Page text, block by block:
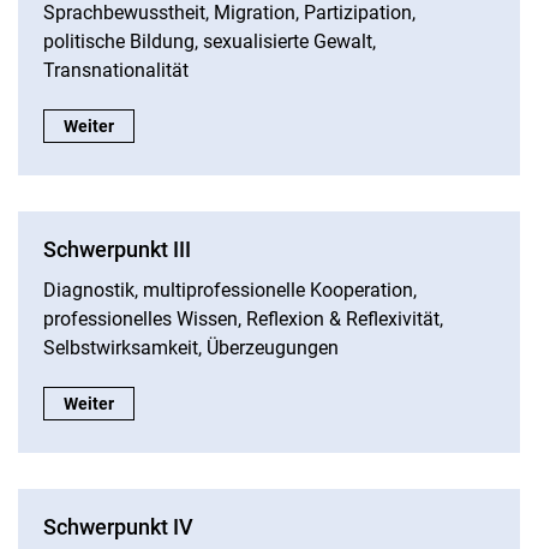
Sprachbewusstheit, Migration, Partizipation,
politische Bildung, sexualisierte Gewalt,
Transnationalität
Schwerpunkt II:
Weiter
Schwerpunkt III
Diagnostik, multiprofessionelle Kooperation,
professionelles Wissen, Reflexion & Reflexivität,
Selbstwirksamkeit, Überzeugungen
Schwerpunkt III:
Weiter
Schwerpunkt IV